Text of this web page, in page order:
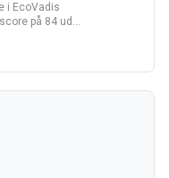
i EcoVadis
på 84 ud…